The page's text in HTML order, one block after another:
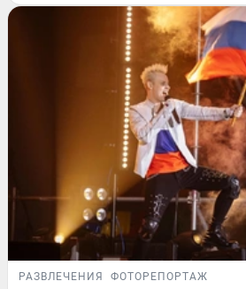
РАЗВЛЕЧЕНИЯ ФОТОРЕПОРТАЖ